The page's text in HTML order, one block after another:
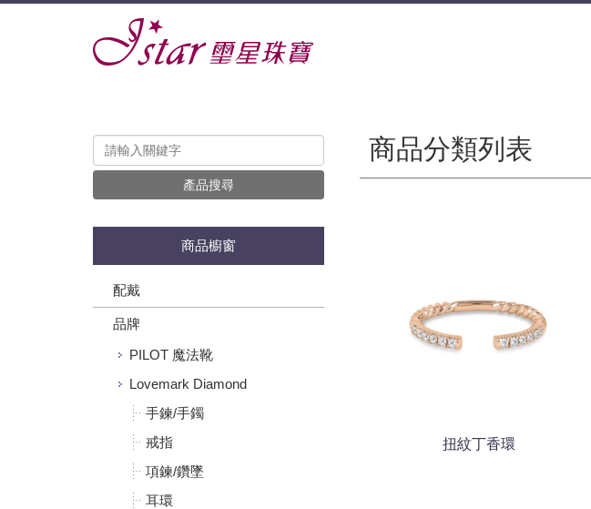
產品搜尋
商品櫥窗
配戴
品牌
PILOT 魔法靴
Lovemark Diamond
手鍊/手鐲
戒指
項鍊/鑽墜
耳環
商品分類列表
扭紋丁香環